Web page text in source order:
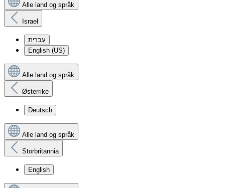
Alle land og språk
Israel
עִברִית
English (US)
Alle land og språk
Østerrike
Deutsch
Alle land og språk
Storbritannia
English